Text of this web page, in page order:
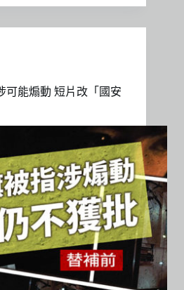
可能煽動 短片改「國安